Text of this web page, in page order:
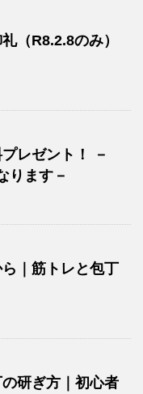
（R8.2.8のみ）
レゼント！ －
ります－
｜筋トレと包丁
研ぎ方｜初心者